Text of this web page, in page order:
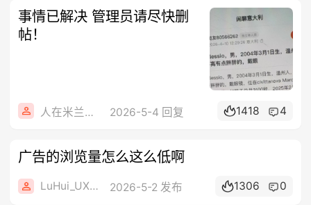
事情已解决 管理员请尽快删
帖！
人在米兰心在田 2026-5-4 回复 1418 4
广告的浏览量怎么这么低啊
LuHui_UXZUI 2026-5-2 发布 1306 0